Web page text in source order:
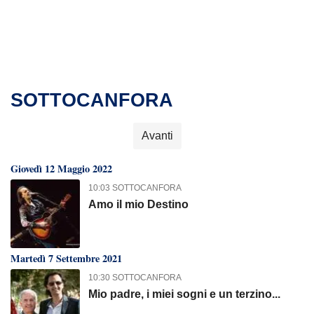
SOTTOCANFORA
Avanti
Giovedì 12 Maggio 2022
10:03 SOTTOCANFORA
Amo il mio Destino
Martedì 7 Settembre 2021
10:30 SOTTOCANFORA
Mio padre, i miei sogni e un terzino...